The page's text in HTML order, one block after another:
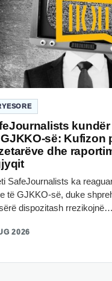
së: Kufizon
dhe
SafeJournalists ka
të GJKKO-së, duke
dispozitash rrezikojnë…
2026